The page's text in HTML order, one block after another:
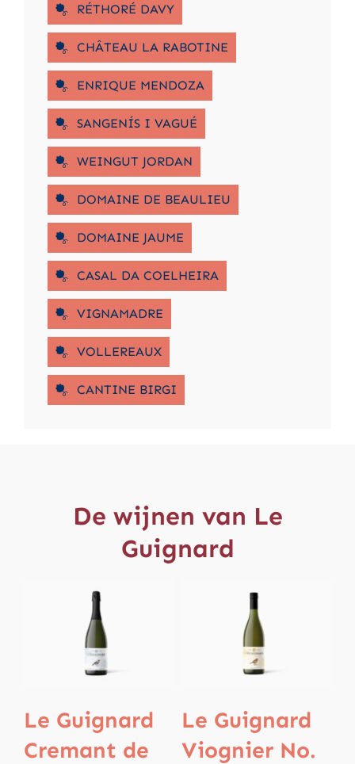
RÉTHORÉ DAVY
CHÂTEAU LA RABOTINE
ENRIQUE MENDOZA
SANGENÍS I VAGUÉ
WEINGUT JORDAN
DOMAINE DE BEAULIEU
DOMAINE JAUME
CASAL DA COELHEIRA
VIGNAMADRE
VOLLEREAUX
CANTINE BIRGI
De wijnen van Le
Guignard
Le Guignard
Cremant de
Le Guignard
Viognier No.